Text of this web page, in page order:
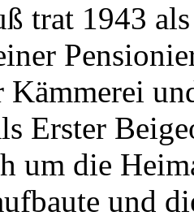
trat 1943
Kämmerei
Erster
um die
und